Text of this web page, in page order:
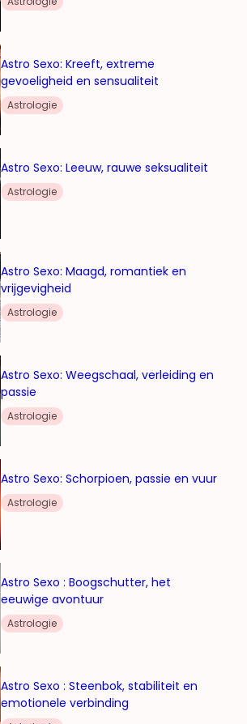
Astro Sexo: Kreeft, extreme
gevoeligheid en sensualiteit
Astrologie
Astro Sexo: Leeuw, rauwe seksualiteit
Astrologie
Astro Sexo: Maagd, romantiek en
vrijgevigheid
Astrologie
Astro Sexo: Weegschaal, verleiding en
passie
Astrologie
Astro Sexo: Schorpioen, passie en vuur
Astrologie
Astro Sexo : Boogschutter, het
eeuwige avontuur
Astrologie
Astro Sexo : Steenbok, stabiliteit en
emotionele verbinding